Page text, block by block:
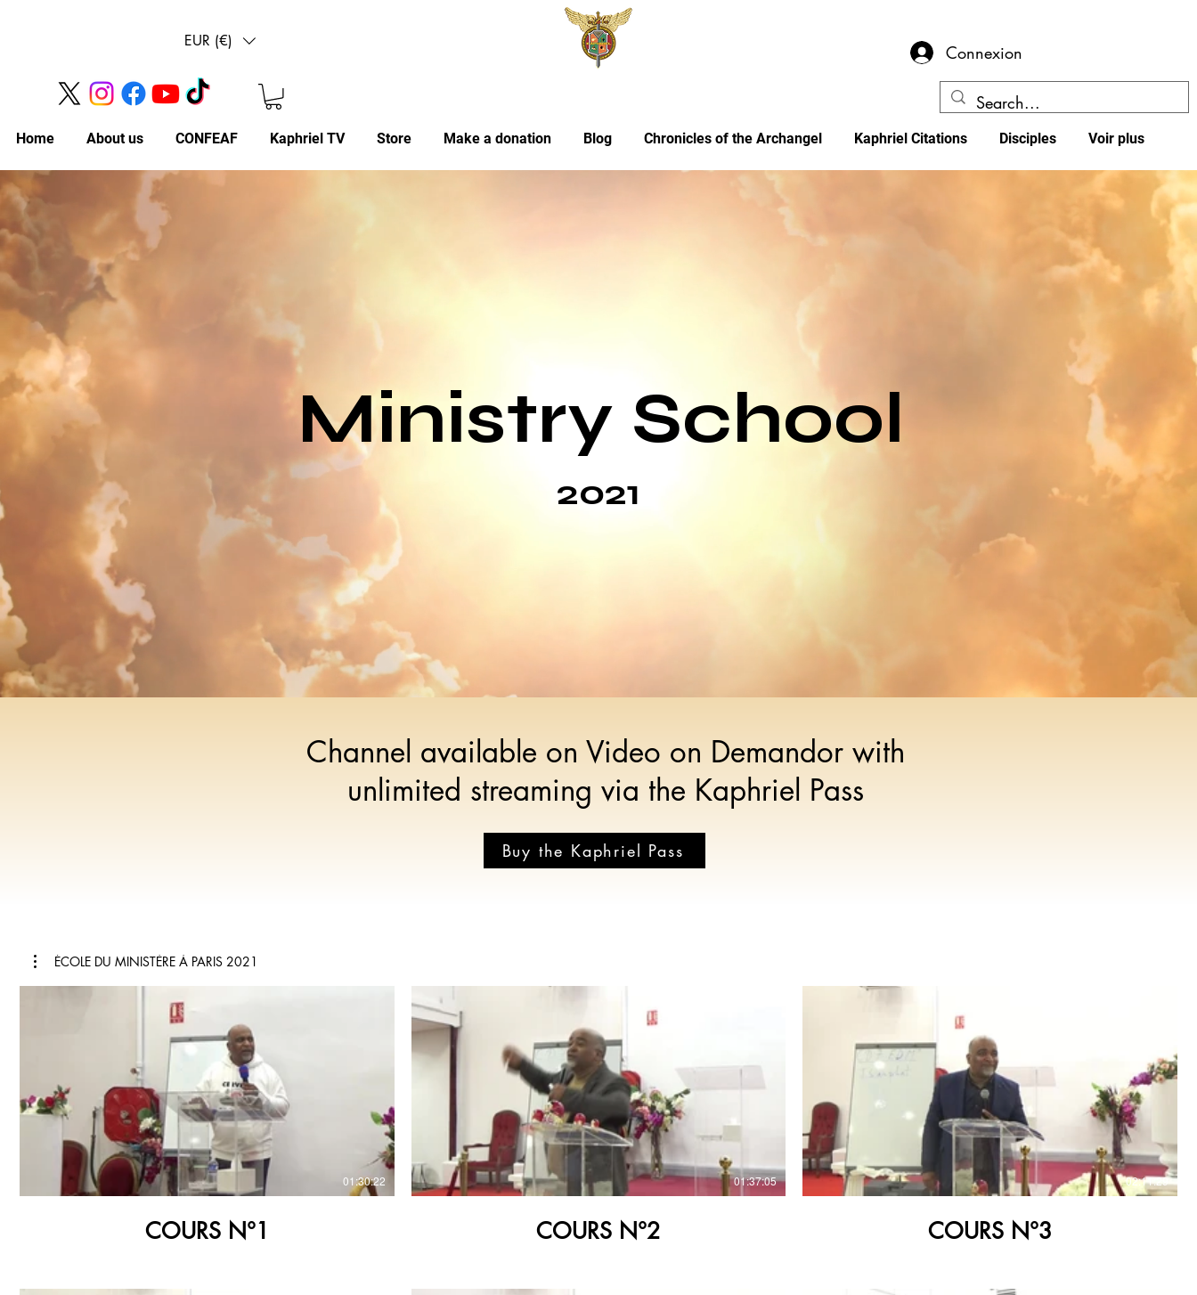
EUR (€)
Connexion
Home About us CONFEAF Kaphriel TV Store Make a donation Blog Chronicles of the Archangel Kaphriel Citations Disciples Voir plus
Ministry School
2021
Channel available on Video on Demandor with
unlimited streaming via the Kaphriel Pass
Buy the Kaphriel Pass
ÉCOLE DU MINISTÈRE À PARIS 2021
€
01:30:22
COURS N°1
€
01:37:05
COURS N°2
€
02:11:29
COURS N°3